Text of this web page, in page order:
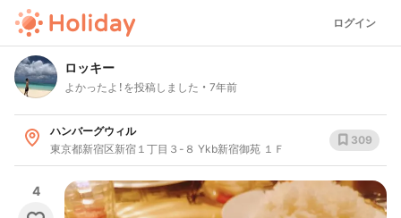
ログイン
ロッキー
よかったよ！を投稿しました 7年前
ハンバーグウィル
東京都新宿区新宿１丁目３-８ Ykb新宿御苑 １Ｆ
309
4